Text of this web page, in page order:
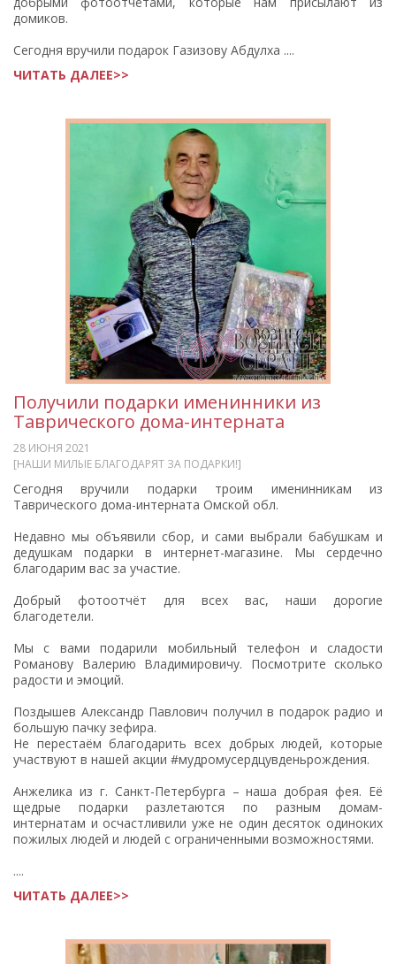
домиков.
Сегодня вручили подарок Газизову Абдулха ....
ЧИТАТЬ ДАЛЕЕ>>
Получили подарки именинники из
Таврического дома-интерната
28 ИЮНЯ 2021
[НАШИ МИЛЫЕ БЛАГОДАРЯТ ЗА ПОДАРКИ!]
Сегодня вручили подарки троим именинникам из
Таврического дома-интерната Омской обл.
Недавно мы объявили сбор, и сами выбрали бабушкам и
дедушкам подарки в интернет-магазине. Мы сердечно
благодарим вас за участие.
Добрый фотоотчёт для всех вас, наши дорогие
благодетели.
Мы с вами подарили мобильный телефон и сладости
Романову Валерию Владимировичу. Посмотрите сколько
радости и эмоций.
Поздышев Александр Павлович получил в подарок радио и
большую пачку зефира.
Не перестаём благодарить всех добрых людей, которые
участвуют в нашей акции #мудромусердцувденьрождения.
Анжелика из г. Санкт-Петербурга – наша добрая фея. Её
щедрые подарки разлетаются по разным домам-
интернатам и осчастливили уже не один десяток одиноких
пожилых людей и людей с ограниченными возможностями.
....
ЧИТАТЬ ДАЛЕЕ>>